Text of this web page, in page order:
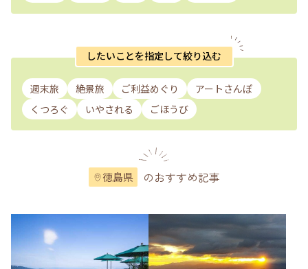
したいことを指定して絞り込む
週末旅 絶景旅 ご利益めぐり
アートさんぽ
くつろぐ
いやされる ごほうび
徳島県 のおすすめ記事